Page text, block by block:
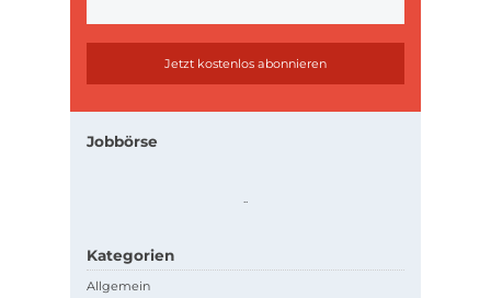
Jobbörse
..
Kategorien
Allgemein